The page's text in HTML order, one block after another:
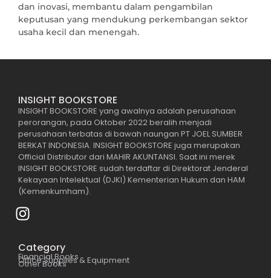
dan inovasi, membantu dalam pengambilan
keputusan yang mendukung perkembangan sektor
usaha kecil dan menengah.
INSIGHT BOOKSTORE
INSIGHT BOOKSTORE yang awalnya adalah perusahaan
perorangan, pada Oktober 2022 beralih menjadi
perusahaan terbatas di bawah naungan PT JOEL SUMBER
BERKAT INDONESIA. INSIGHT BOOKSTORE juga merupakan
Official Distributor dari MAHIR AKUNTANSI. Saat ini merek
INSIGHT BOOKSTORE sudah terdaftar di Direktorat Jenderal
Kekayaan Intelektual (DJKI) Kementerian Hukum dan HAM
(Kemenkumham).
Category
Financial Books
Office Supplies & Equipment
Other Books